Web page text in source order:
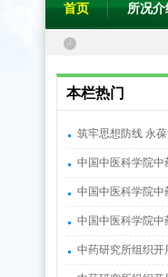
首页 所况介
本栏热门
筑牢思想防线 永
中国中医科学院
中国中医科学院
中国中医科学院
中药研究所组织